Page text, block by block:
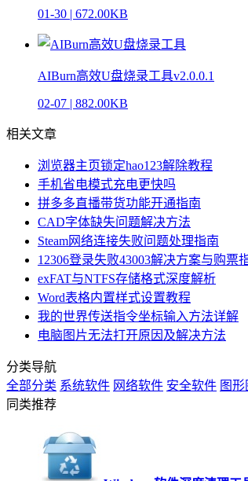
01-30 | 672.00KB
AIBurn高效U盘烧录工具v2.0.0.1
02-07 | 882.00KB
相关文章
浏览器主页锁定hao123解除教程
手机省电模式充电更快吗
拼多多直播带货功能开通指南
CAD字体缺失问题解决方法
Steam网络连接失败问题处理指南
12306登录失败43003解决方案与购票
exFAT与NTFS存储格式深度解析
Word表格内置样式设置教程
我的世界传送指令坐标输入方法详解
电脑图片无法打开原因及解决方法
分类导航
全部分类 系统软件 网络软件 安全软件 图
同类推荐